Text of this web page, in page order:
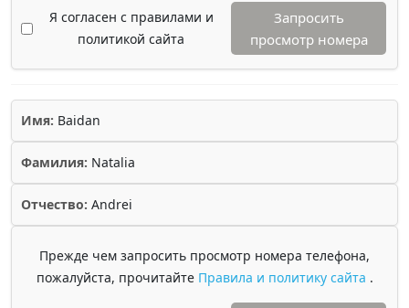
Я согласен с правилами и
политикой сайта
Запросить
просмотр номера
Имя: Baidan
Фамилия: Natalia
Отчество: Andrei
Прежде чем запросить просмотр номера телефона,
пожалуйста, прочитайте Правила и политику сайта .